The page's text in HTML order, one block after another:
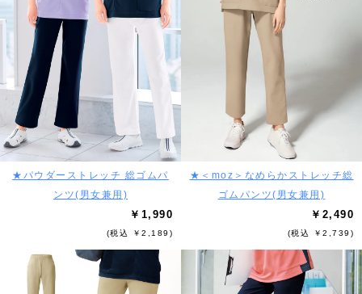
★パウダーストレッチ 総ゴムパ
ンツ(男女兼用)
￥1,990
(税込 ￥2,189)
★＜moz＞なめらかストレッチ総
ゴムパンツ(男女兼用)
￥2,490
(税込 ￥2,739)